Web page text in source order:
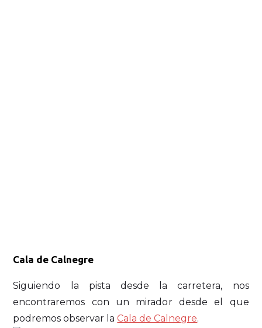
Cala de Calnegre
Siguiendo la pista desde la carretera, nos
encontraremos con un mirador desde el que
podremos observar laCala de Calnegre.